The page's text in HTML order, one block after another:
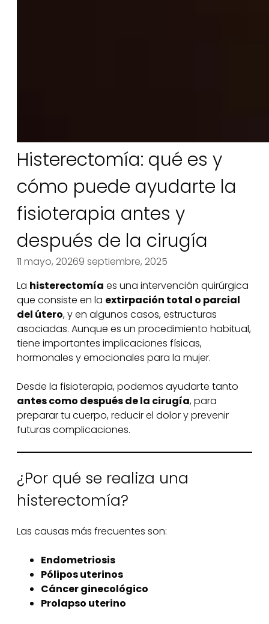
Histerectomía: qué es y
cómo puede ayudarte la
fisioterapia antes y
después de la cirugía
11 mayo, 20269 septiembre, 2025
La histerectomía es una intervención quirúrgica
que consiste en la extirpación total o parcial
del útero, y en algunos casos, estructuras
asociadas. Aunque es un procedimiento habitual,
tiene importantes implicaciones físicas,
hormonales y emocionales para la mujer.
Desde la fisioterapia, podemos ayudarte tanto
antes como después de la cirugía, para
preparar tu cuerpo, reducir el dolor y prevenir
futuras complicaciones.
¿Por qué se realiza una
histerectomía?
Las causas más frecuentes son:
Endometriosis
Pólipos uterinos
Cáncer ginecológico
Prolapso uterino